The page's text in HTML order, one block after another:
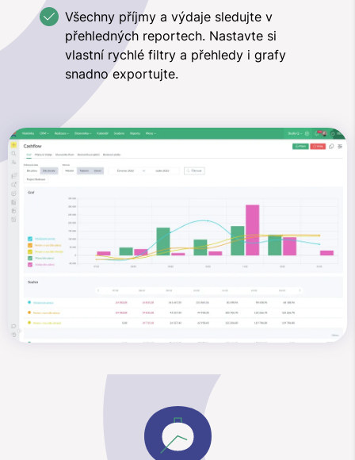
Všechny příjmy a výdaje sledujte v
přehledných reportech. Nastavte si
vlastní rychlé filtry a přehledy i grafy
snadno exportujte.